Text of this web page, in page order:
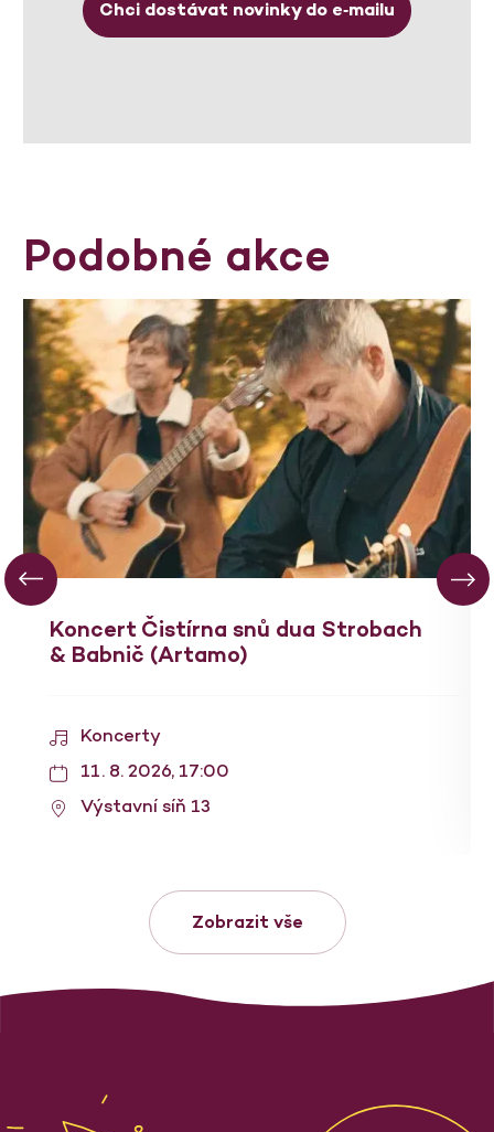
Chci dostávat novinky do e‑mailu
Podobné akce
Koncert Čistírna snů dua Strobach
& Babnič (Artamo)
Koncerty
11. 8. 2026, 17:00
Výstavní síň 13
Zobrazit vše